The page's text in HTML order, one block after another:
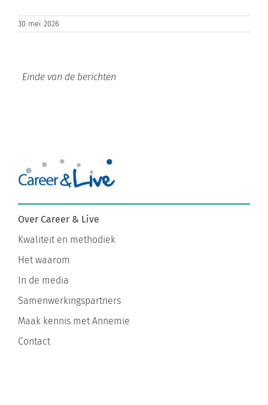
30 mei 2026
Over Career & Live
Maak kennis met Annemie